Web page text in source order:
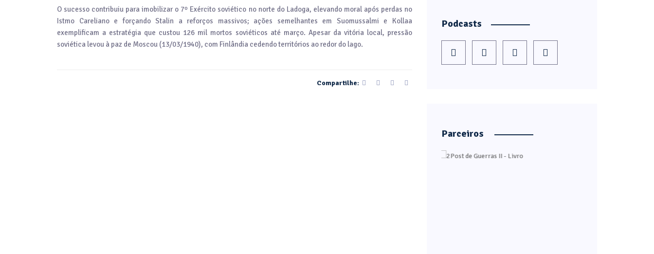
O sucesso contribuiu para imobilizar o 7º Exército soviético no norte do Ladoga, elevando moral após perdas no
Istmo Careliano e forçando Stalin a reforços massivos; ações semelhantes em Suomussalmi e Kollaa
exemplificam a estratégia que custou 126 mil mortos soviéticos até março. Apesar da vitória local, pressão
soviética levou à paz de Moscou (13/03/1940), com Finlândia cedendo territórios ao redor do lago.
Compartilhe:
Podcasts
Parceiros